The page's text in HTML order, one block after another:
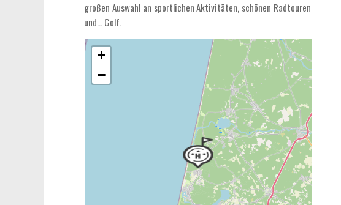
großen Auswahl an sportlichen Aktivitäten, schönen Radtouren
und... Golf.
+
−